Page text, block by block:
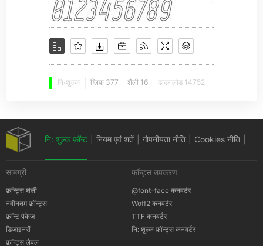
नि: शुल्क ग्लिफ़ 377 शैली 16 डाउनलोड 14752
नि: शुल्क फ़ॉन्ट नियम एवं शर्तें गोपनीयता नीति Cookies नीति
सामग्री
फ़ॉन्ट्स शैली
नवीनतम फ़ॉन्ट्स
फ़ॉन्ट पैकेज
डिजाइनरों
फ़ॉन्ट्स लेबल
फ़ॉन्ट्स उपकरण
@font-face कनवर्टर
Woff2 कनवर्टर
TTF कनवर्टर
नि: शुल्क फ़ॉन्ट्स कनवर्टर